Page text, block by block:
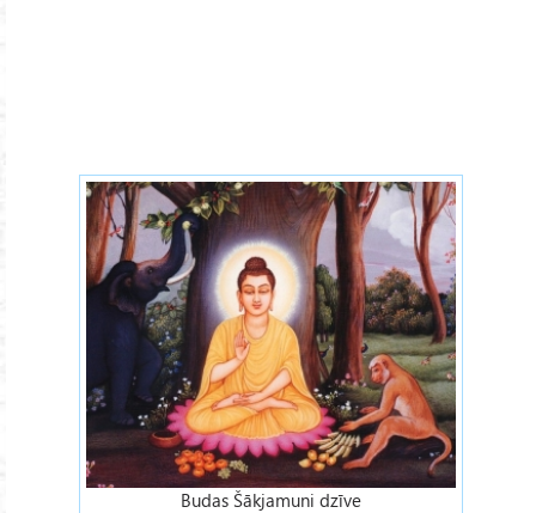
buddha-shakyamuni-7xx.jpg
Budas Šākjamuni dzīve